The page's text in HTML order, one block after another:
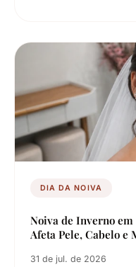
DIA DA NOIVA
Noiva de Inverno
Afeta Pele, Cabelo e
31 de jul. de 2026